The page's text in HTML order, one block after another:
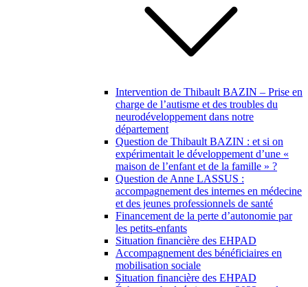
Intervention de Thibault BAZIN – Prise en
charge de l’autisme et des troubles du
neurodéveloppement dans notre
département
Question de Thibault BAZIN : et si on
expérimentait le développement d’une «
maison de l’enfant et de la famille » ?
Question de Anne LASSUS :
accompagnement des internes en médecine
et des jeunes professionnels de santé
Financement de la perte d’autonomie par
les petits-enfants
Situation financière des EHPAD
Accompagnement des bénéficiaires en
mobilisation sociale
Situation financière des EHPAD